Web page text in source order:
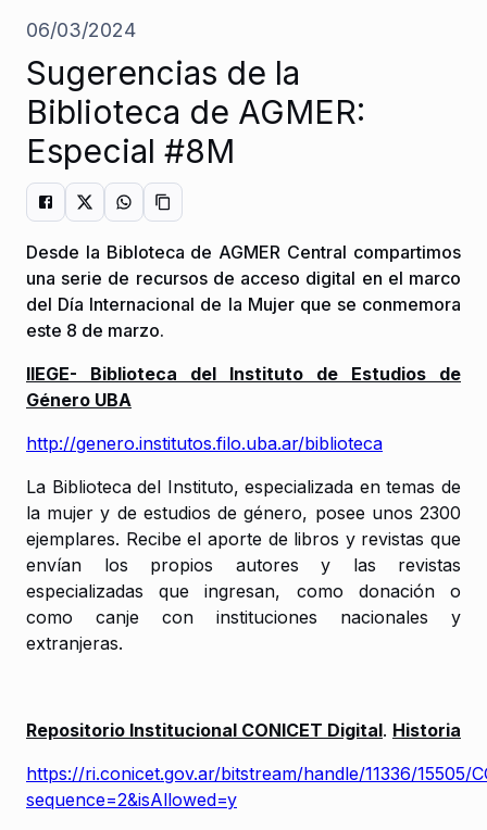
06/03/2024
Sugerencias de la
Biblioteca de AGMER:
Especial #8M
Desde la Bibloteca de AGMER Central compartimos
una serie de recursos de acceso digital en el marco
del Día Internacional de la Mujer que se conmemora
este 8 de marzo.
IIEGE- Biblioteca del Instituto de Estudios de
Género UBA
http://genero.institutos.filo.uba.ar/biblioteca
La Biblioteca del Instituto, especializada en temas de
la mujer y de estudios de género, posee unos 2300
ejemplares. Recibe el aporte de libros y revistas que
envían los propios autores y las revistas
especializadas que ingresan, como donación o
como canje con instituciones nacionales y
extranjeras.
Repositorio Institucional CONICET Digital. Historia
https://ri.conicet.gov.ar/bitstream/handle/11336/15505/
sequence=2&isAllowed=y